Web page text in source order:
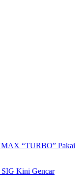
“TURBO” Pakai
SIG Kini Gencar